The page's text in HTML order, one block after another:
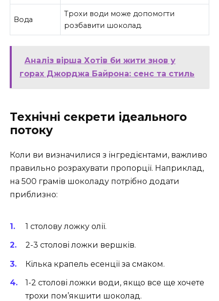
Вода
Трохи води може допомогти
розбавити шоколад.
Аналіз вірша Хотів би жити знов у
горах Джорджа Байрона: сенс та стиль
Технічні секрети ідеального
потоку
Коли ви визначилися з інгредієнтами, важливо
правильно розрахувати пропорції. Наприклад,
на 500 грамів шоколаду потрібно додати
приблизно:
1 столову ложку олії.
2-3 столові ложки вершків.
Кілька крапель есенції за смаком.
1-2 столові ложки води, якщо все ще хочете
трохи пом’якшити шоколад.